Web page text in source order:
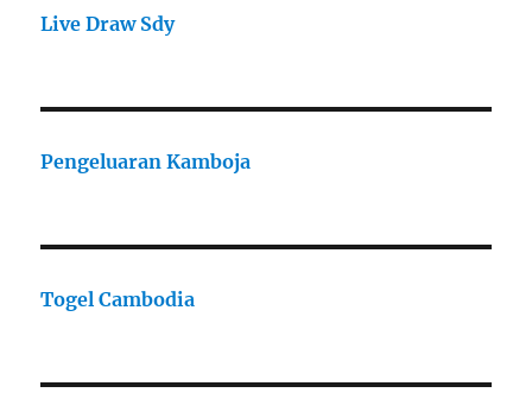
Live Draw Sdy
Pengeluaran Kamboja
Togel Cambodia